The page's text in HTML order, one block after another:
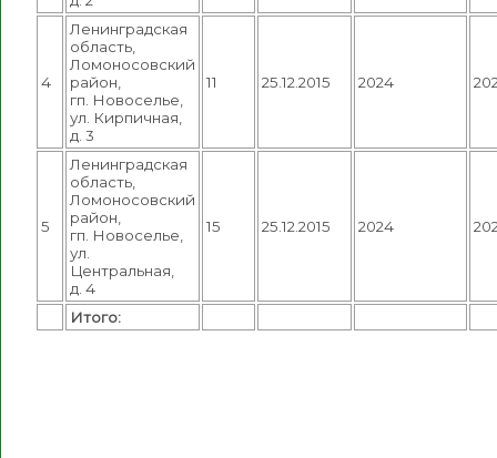
4
Ленинградская
область,
Ломоносовский
район,
гп. Новоселье,
ул. Кирпичная,
д. 3
11 25.12.2015 2024
5
Ленинградская
область,
Ломоносовский
район,
гп. Новоселье,
ул.
Центральная,
д. 4
15 25.12.2015 2024
Итого: